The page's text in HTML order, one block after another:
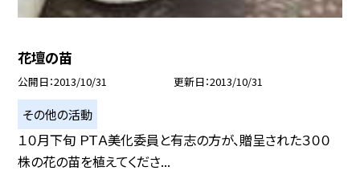
花壇の苗
公開日 2013/10/31 更新日 2013/10/31
その他の活動
１０月下旬 ＰＴＡ美化委員と有志の方が、贈呈された３００
株の花の苗を植えてくださ...